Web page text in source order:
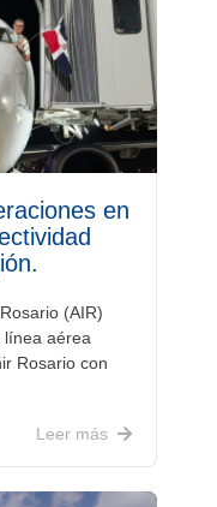
en
(AIR)
línea aérea
Rosario con
Leer más